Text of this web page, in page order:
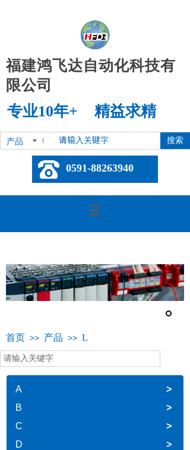
福建鸿飞达自动化科技有
限公司
专业10年+ 精益求精
0591-88263940
产品 搜索
首页 >> 产品 >> L
A
>
B
>
C
>
D
>